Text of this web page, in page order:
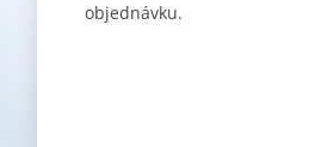
objednávku.